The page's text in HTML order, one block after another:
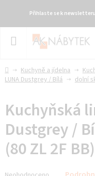
Přihlaste se k
Přejít
DomůKuchyně a jídelna
LUNA Dustgrey / Bílá
dolní
Kuchyňská
Dustgrey /
(80 ZL 2F BB)